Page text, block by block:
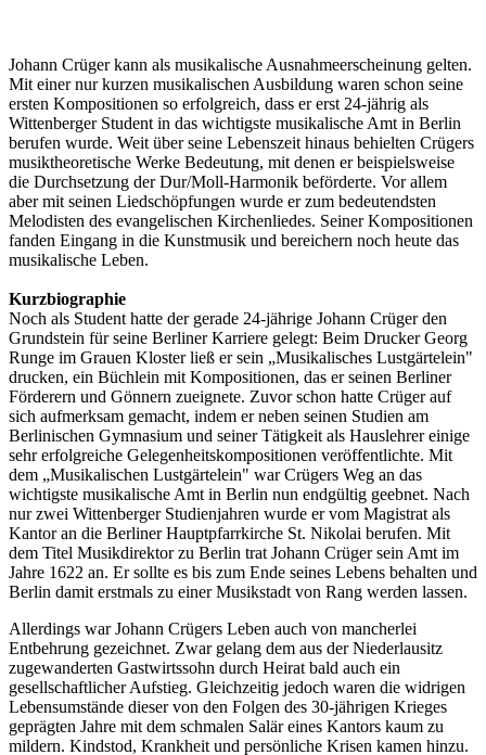
Johann Crüger kann als musikalische Ausnahmeerscheinung gelten.
Mit einer nur kurzen musikalischen Ausbildung waren schon seine
ersten Kompositionen so erfolgreich, dass er erst 24-jährig als
Wittenberger Student in das wichtigste musikalische Amt in Berlin
berufen wurde. Weit über seine Lebenszeit hinaus behielten Crügers
musiktheoretische Werke Bedeutung, mit denen er beispielsweise
die Durchsetzung der Dur/Moll-Harmonik beförderte. Vor allem
aber mit seinen Liedschöpfungen wurde er zum bedeutendsten
Melodisten des evangelischen Kirchenliedes. Seiner Kompositionen
fanden Eingang in die Kunstmusik und bereichern noch heute das
musikalische Leben.
Kurzbiographie
Noch als Student hatte der gerade 24-jährige Johann Crüger den
Grundstein für seine Berliner Karriere gelegt: Beim Drucker Georg
Runge im Grauen Kloster ließ er sein „Musikalisches Lustgärtelein"
drucken, ein Büchlein mit Kompositionen, das er seinen Berliner
Förderern und Gönnern zueignete. Zuvor schon hatte Crüger auf
sich aufmerksam gemacht, indem er neben seinen Studien am
Berlinischen Gymnasium und seiner Tätigkeit als Hauslehrer einige
sehr erfolgreiche Gelegenheitskompositionen veröffentlichte. Mit
dem „Musikalischen Lustgärtelein" war Crügers Weg an das
wichtigste musikalische Amt in Berlin nun endgültig geebnet. Nach
nur zwei Wittenberger Studienjahren wurde er vom Magistrat als
Kantor an die Berliner Hauptpfarrkirche St. Nikolai berufen. Mit
dem Titel Musikdirektor zu Berlin trat Johann Crüger sein Amt im
Jahre 1622 an. Er sollte es bis zum Ende seines Lebens behalten und
Berlin damit erstmals zu einer Musikstadt von Rang werden lassen.
Allerdings war Johann Crügers Leben auch von mancherlei
Entbehrung gezeichnet. Zwar gelang dem aus der Niederlausitz
zugewanderten Gastwirtssohn durch Heirat bald auch ein
gesellschaftlicher Aufstieg. Gleichzeitig jedoch waren die widrigen
Lebensumstände dieser von den Folgen des 30-jährigen Krieges
geprägten Jahre mit dem schmalen Salär eines Kantors kaum zu
mildern. Kindstod, Krankheit und persönliche Krisen kamen hinzu.